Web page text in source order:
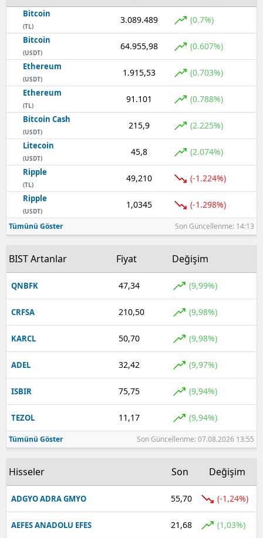
Bitcoin
(TL)
3.089.489 (0.7%)
Bitcoin
(USDT)
64.955,98 (0.607%)
Ethereum
(USDT)
1.915,53 (0.703%)
Ethereum
(TL)
91.101 (0.788%)
Bitcoin Cash
(USDT)
215,9 (2.225%)
Litecoin
(USDT)
45,8 (2.074%)
Ripple
(TL)
49,210 (-1.224%)
Ripple
(USDT)
1,0345 (-1.298%)
Tümünü Göster Son Güncellenme: 14:13
BIST Artanlar Fiyat Değişim
QNBFK 47,34 (9,99%)
CRFSA 210,50 (9,98%)
KARCL 50,70 (9,98%)
ADEL 32,42 (9,97%)
ISBIR 75,75 (9,94%)
TEZOL 11,17 (9,94%)
Tümünü Göster Son Güncellenme: 07.08.2026 13:55
Hisseler Son Değişim
ADGYO ADRA GMYO 55,70 (-1,24%)
AEFES ANADOLU EFES 21,68 (1,03%)